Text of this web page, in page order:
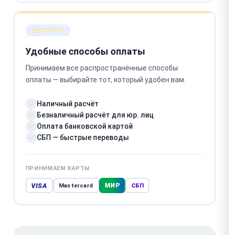
ОПЛАТА
Удобные способы оплаты
Принимаем все распространённые способы
оплаты — выбирайте тот, который удобен вам.
Наличный расчёт
Безналичный расчёт для юр. лиц
Оплата банковской картой
СБП — быстрые переводы
ПРИНИМАЕМ КАРТЫ
VISA Mastercard МИР СБП